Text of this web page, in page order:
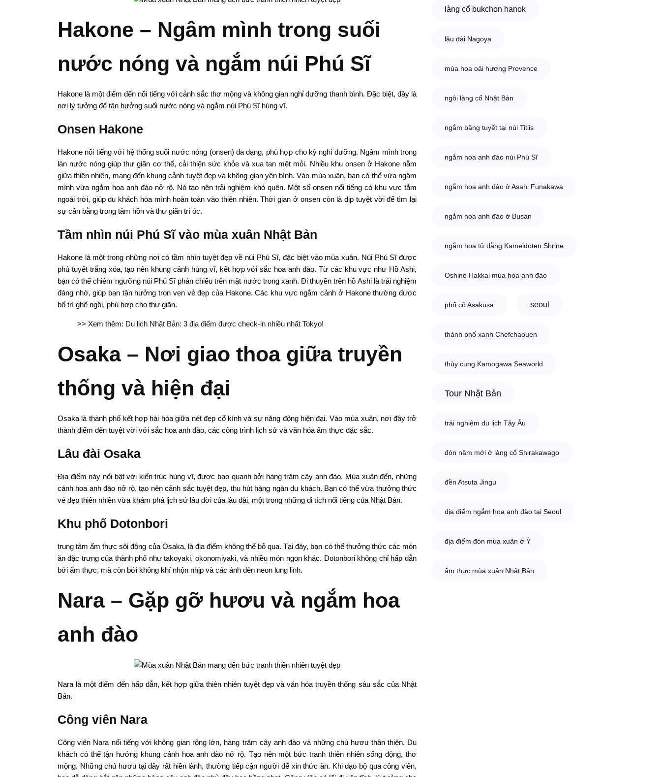
Hakone – Ngâm mình trong suối
nước nóng và ngắm núi Phú Sĩ
Hakone là một điểm đến nổi tiếng với cảnh sắc thơ mộng và không gian nghỉ dưỡng thanh bình. Đặc biệt, đây là
nơi lý tưởng để tận hưởng suối nước nóng và ngắm núi Phú Sĩ hùng vĩ.
Onsen Hakone
Hakone nổi tiếng với hệ thống suối nước nóng (onsen) đa dạng, phù hợp cho kỳ nghỉ dưỡng. Ngâm mình trong
làn nước nóng giúp thư giãn cơ thể, cải thiện sức khỏe và xua tan mệt mỏi. Nhiều khu onsen ở Hakone nằm
giữa thiên nhiên, mang đến khung cảnh tuyệt đẹp và không gian yên bình. Vào mùa xuân, bạn có thể vừa ngâm
mình vừa ngắm hoa anh đào nở rộ. Nó tạo nên trải nghiệm khó quên. Một số onsen nổi tiếng có khu vực tắm
ngoài trời, giúp du khách hòa mình hoàn toàn vào thiên nhiên. Thời gian ở onsen còn là dịp tuyệt vời để tìm lại
sự cân bằng trong tâm hồn và thư giãn trí óc.
Tầm nhìn núi Phú Sĩ vào mùa xuân Nhật Bản
Hakone là một trong những nơi có tầm nhìn tuyệt đẹp về núi Phú Sĩ, đặc biệt vào mùa xuân. Núi Phú Sĩ được
phủ tuyết trắng xóa, tạo nên khung cảnh hùng vĩ, kết hợp với sắc hoa anh đào. Từ các khu vực như Hồ Ashi,
bạn có thể chiêm ngưỡng núi Phú Sĩ phản chiếu trên mặt nước trong xanh. Đi thuyền trên hồ Ashi là trải nghiệm
đáng nhớ, giúp bạn tận hưởng trọn vẹn vẻ đẹp của Hakone. Các khu vực ngắm cảnh ở Hakone thường được
bố trí ghế ngồi, phù hợp cho thư giãn.
>> Xem thêm: Du lịch Nhật Bản: 3 địa điểm được check-in nhiều nhất Tokyo!
Osaka – Nơi giao thoa giữa truyền
thống và hiện đại
Osaka là thành phố kết hợp hài hòa giữa nét đẹp cổ kính và sự năng động hiện đại. Vào mùa xuân, nơi đây trở
thành điểm đến tuyệt vời với sắc hoa anh đào, các công trình lịch sử và văn hóa ẩm thực đặc sắc.
Lâu đài Osaka
Địa điểm này nổi bật với kiến trúc hùng vĩ, được bao quanh bởi hàng trăm cây anh đào. Mùa xuân đến, những
cánh hoa anh đào nở rộ, tạo nên cảnh sắc tuyệt đẹp, thu hút hàng ngàn du khách. Bạn có thể vừa thưởng thức
vẻ đẹp thiên nhiên vừa khám phá lịch sử lâu đời của lâu đài, một trong những di tích nổi tiếng của Nhật Bản.
Khu phố Dotonbori
trung tâm ẩm thực sôi động của Osaka, là địa điểm không thể bỏ qua. Tại đây, bạn có thể thưởng thức các món
ăn đặc trưng của thành phố như takoyaki, okonomiyaki, và nhiều món ngon khác. Dotonbori không chỉ hấp dẫn
bởi ẩm thực, mà còn bởi không khí nhộn nhịp và các ánh đèn neon lung linh.
Nara – Gặp gỡ hươu và ngắm hoa
anh đào
Nara là một điểm đến hấp dẫn, kết hợp giữa thiên nhiên tuyệt đẹp và văn hóa truyền thống sâu sắc của Nhật
Bản.
Công viên Nara
Công viên Nara nổi tiếng với không gian rộng lớn, hàng trăm cây anh đào và những chú hươu thân thiện. Du
khách có thể tận hưởng khung cảnh hoa anh đào nở rộ. Tạo nên một bức tranh thiên nhiên sống động, thơ
mộng. Những chú hươu tại đây rất hiền lành, thường tiếp cận người để xin thức ăn. Khi dạo bộ qua công viên,
làng cổ bukchon hanok
lâu đài Nagoya
mùa hoa oải hương Provence
ngôi làng cổ Nhật Bản
ngắm băng tuyết tại núi Titlis
ngắm hoa anh đào núi Phú Sĩ
ngắm hoa anh đào ở Asahi Funakawa
ngắm hoa anh đào ở Busan
ngắm hoa tử đằng Kameidoten Shrine
Oshino Hakkai mùa hoa anh đào
phố cổ Asakusa seoul
thành phố xanh Chefchaouen
thủy cung Kamogawa Seaworld
Tour Nhật Bản
trải nghiệm du lịch Tây Âu
đón năm mới ở làng cổ Shirakawago
đền Atsuta Jingu
địa điểm ngắm hoa anh đào tại Seoul
địa điểm đón mùa xuân ở Ý
ẩm thực mùa xuân Nhật Bản